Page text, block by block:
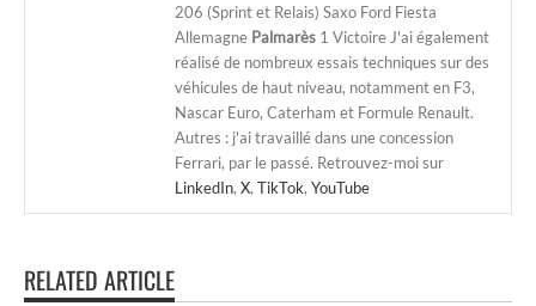
206 (Sprint et Relais) Saxo Ford Fiesta
Allemagne Palmarès 1 Victoire J'ai également
réalisé de nombreux essais techniques sur des
véhicules de haut niveau, notamment en F3,
Nascar Euro, Caterham et Formule Renault.
Autres : j'ai travaillé dans une concession
Ferrari, par le passé. Retrouvez-moi sur
LinkedIn, X, TikTok, YouTube
RELATED ARTICLE